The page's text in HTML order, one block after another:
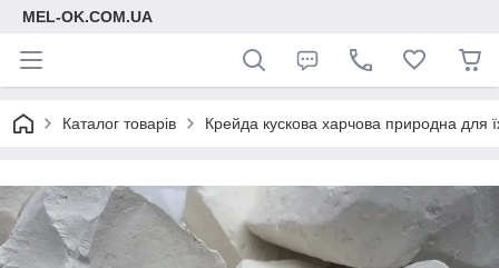
MEL-OK.COM.UA
Каталог товарів Крейда кускова харчова природна для